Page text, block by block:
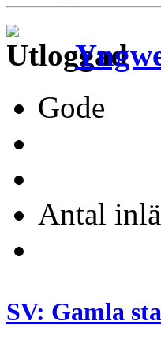
Gode
Antal
SV: Gamla